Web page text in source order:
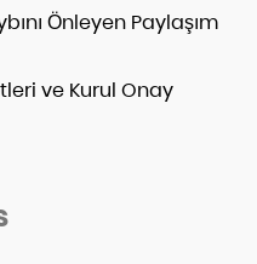
Önleyen Paylaşım
ve Kurul Onay